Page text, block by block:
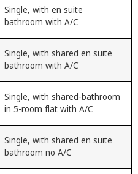
Single, with en suite
bathroom with A/C
Single, with shared en suite
bathroom with A/C
Single, with shared-bathroom
in 5-room flat with A/C
Single, with shared en suite
bathroom no A/C